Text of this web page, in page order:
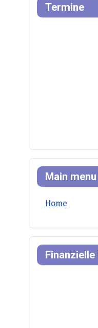
Termine
Main
Home